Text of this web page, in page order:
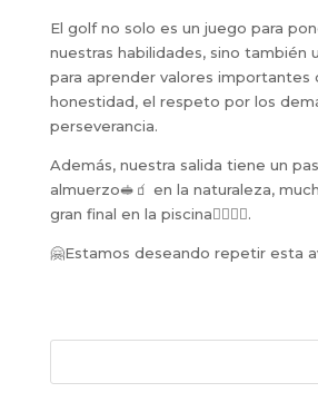
El golf no solo es un juego para
nuestras habilidades, sino también
para aprender valores importantes
honestidad, el respeto por los
perseverancia.
Además, nuestra salida tiene un
almuerzo🥪🧃 en la naturaleza,
gran final en la piscina🏊🏻‍♀️💦.
🤗Estamos deseando repetir esta